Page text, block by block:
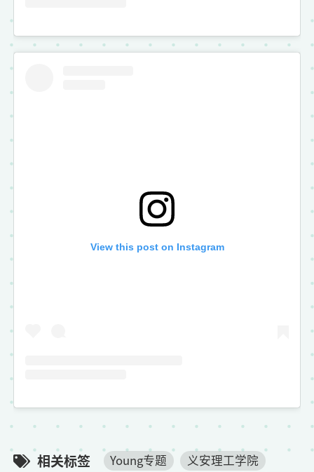
View this post on Instagram
相关标签 Young专题
义安理工学院